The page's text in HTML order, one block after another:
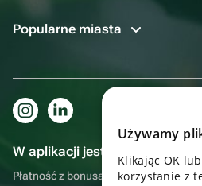
Popularne miasta
W aplikacji jest to jeszcze
Płatność z bonusami, samodzielna
Używamy
Klikając OK
korzystanie z